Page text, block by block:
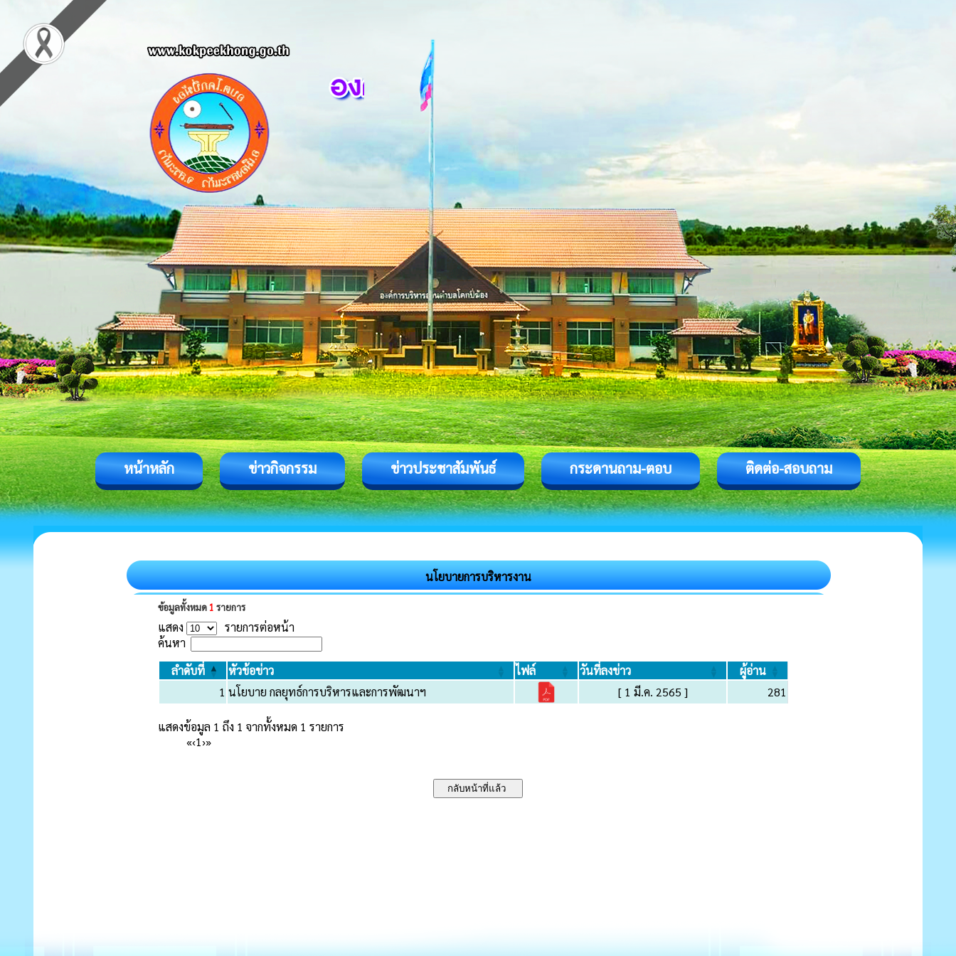
หน้าหลัก ข่าวกิจกรรม ข่าวประชาสัมพันธ์ กระดานถาม-ตอบ ติดต่อ-สอบถาม
นโยบายการบริหารงาน
ข้อมูลทั้งหมด 1 รายการ
แสดง
รายการต่อหน้า
ค้นหา
ลำดับที่
หัวข้อข่าว ไฟล์ วันที่ลงข่าว
ผู้อ่าน
1 นโยบาย กลยุทธ์การบริหารและการพัฒนาฯ [ 1 มี.ค. 2565 ] 281
แสดงข้อมูล 1 ถึง 1 จากทั้งหมด 1 รายการ
«‹1›»